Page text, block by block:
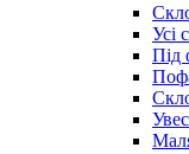
Усі
Під